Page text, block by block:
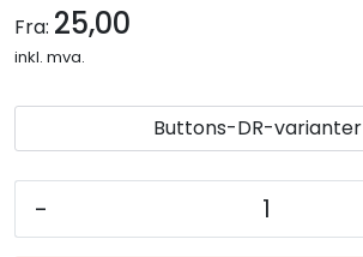
Fra: 25,00
inkl. mva.
Buttons-DR-varianter
-